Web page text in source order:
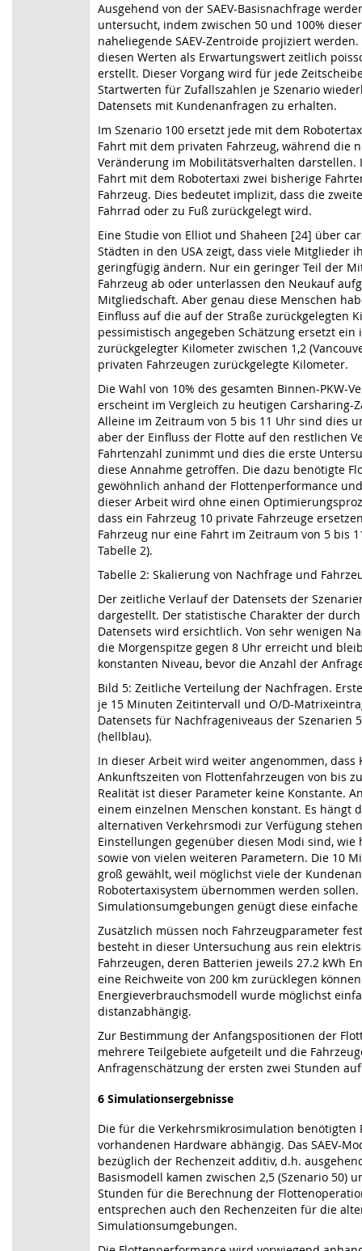
Ausgehend von der SAEV-Basisnachfrage
untersucht, indem zwischen 50 und 100%
naheliegende SAEV-Zentroide projiziert
diesen Werten als Erwartungswert zeitlich
erstellt. Dieser Vorgang wird für jede
Startwerten für Zufallszahlen je Szenario
Datensets mit Kundenanfragen zu erhalten.
Im Szenario 100 ersetzt jede mit dem
Fahrt mit dem privaten Fahrzeug, während die
Veränderung im Mobilitätsverhalten darstellen.
Fahrt mit dem Robotertaxi zwei bisherige
Fahrzeug. Dies bedeutet implizit, dass die
Fahrrad oder zu Fuß zurückgelegt wird.
Eine Studie von Elliot und Shaheen [24] über
Städten in den USA zeigt, dass viele Mitglieder
geringfügig ändern. Nur ein geringer Teil der
Fahrzeug ab oder unterlassen den Neukauf
Mitgliedschaft. Aber genau diese Menschen
Einfluss auf die auf der Straße zurückgelegten
pessimistisch angegeben Schätzung ersetzt ein
zurückgelegter Kilometer zwischen 1,2
privaten Fahrzeugen zurückgelegte Kilometer.
Die Wahl von 10% des gesamten Binnen-PKW-
erscheint im Vergleich zu heutigen Carsharing-
Alleine im Zeitraum von 5 bis 11 Uhr sind dies
aber der Einfluss der Flotte auf den restlichen
Fahrtenzahl zunimmt und dies die erste
diese Annahme getroffen. Die dazu benötigte
gewöhnlich anhand der Flottenperformance
dieser Arbeit wird ohne einen
dass ein Fahrzeug 10 private Fahrzeuge
Fahrzeug nur eine Fahrt im Zeitraum von 5 bis
Tabelle 2).
Tabelle 2: Skalierung von Nachfrage und
Der zeitliche Verlauf der Datensets der
dargestellt. Der statistische Charakter der
Datensets wird ersichtlich. Von sehr wenigen
die Morgenspitze gegen 8 Uhr erreicht und
konstanten Niveau, bevor die Anzahl der
Bild 5: Zeitliche Verteilung der Nachfragen.
je 15 Minuten Zeitintervall und O/D-
Datensets für Nachfrageniveaus der Szenarien
(hellblau).
In dieser Arbeit wird weiter angenommen, dass
Ankunftszeiten von Flottenfahrzeugen von bis
Realität ist dieser Parameter keine Konstante.
einem einzelnen Menschen konstant. Es hängt
alternativen Verkehrsmodi zur Verfügung
Einstellungen gegenüber diesen Modi sind, wie
sowie von vielen weiteren Parametern. Die 10
groß gewählt, weil möglichst viele der
Robotertaxisystem übernommen werden
Simulationsumgebungen genügt diese
Zusätzlich müssen noch Fahrzeugparameter
besteht in dieser Untersuchung aus rein
Fahrzeugen, deren Batterien jeweils 27.2 kWh
eine Reichweite von 200 km zurücklegen
Energieverbrauchsmodell wurde möglichst
distanzabhängig.
Zur Bestimmung der Anfangspositionen der
mehrere Teilgebiete aufgeteilt und die
Anfragenschätzung der ersten zwei Stunden
6 Simulationsergebnisse
Die für die Verkehrsmikrosimulation benötigten
vorhandenen Hardware abhängig. Das SAEV-
bezüglich der Rechenzeit additiv, d.h.
Basismodell kamen zwischen 2,5 (Szenario 50)
Stunden für die Berechnung der
entsprechen auch den Rechenzeiten für die
Simulationsumgebungen.